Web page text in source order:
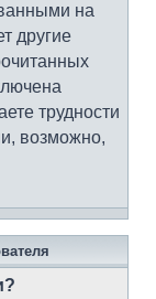
на
другие
трудности
возможно,